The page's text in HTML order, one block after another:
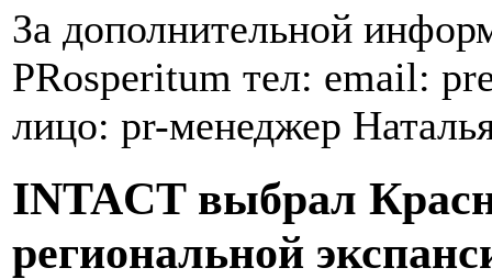
За дополнительной
PRosperitum тел: email:
лицо: pr-менеджер
INTACT выбрал
региональной